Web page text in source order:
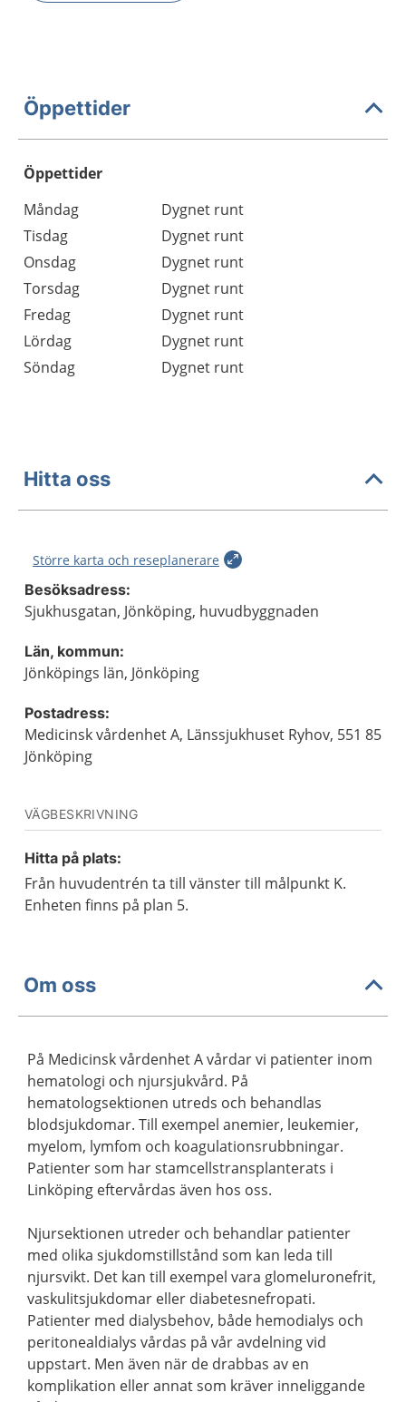
Öppettider
Öppettider
Dag
Öppettider
Kommentarer
Måndag
Dygnet runt
Tisdag
Dygnet runt
Onsdag
Dygnet runt
Torsdag
Dygnet runt
Fredag
Dygnet runt
Lördag
Dygnet runt
Söndag
Dygnet runt
Hitta oss
Större karta och reseplanerare
Besöksadress:
Sjukhusgatan, Jönköping, huvudbyggnaden
Län, kommun:
Jönköpings län, Jönköping
Postadress:
Medicinsk vårdenhet A, Länssjukhuset Ryhov, 551 85
Jönköping
VÄGBESKRIVNING
Hitta på plats:
Från huvudentrén ta till vänster till målpunkt K.
Enheten finns på plan 5.
Om oss
På Medicinsk vårdenhet A vårdar vi patienter inom
hematologi och njursjukvård. På
hematologsektionen utreds och behandlas
blodsjukdomar. Till exempel anemier, leukemier,
myelom, lymfom och koagulationsrubbningar.
Patienter som har stamcellstransplanterats i
Linköping eftervårdas även hos oss.
Njursektionen utreder och behandlar patienter
med olika sjukdomstillstånd som kan leda till
njursvikt. Det kan till exempel vara glomeluronefrit,
vaskulitsjukdomar eller diabetesnefropati.
Patienter med dialysbehov, både hemodialys och
peritonealdialys vårdas på vår avdelning vid
uppstart. Men även när de drabbas av en
komplikation eller annat som kräver inneliggande